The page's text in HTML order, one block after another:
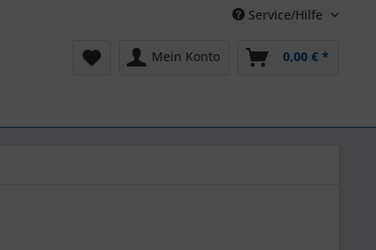
Service/Hilfe
Mein Konto 0,00 € *